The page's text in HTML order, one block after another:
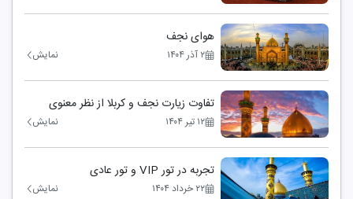
هوای نجف
۲ آذر ۱۴۰۴ نمایش
تفاوت زیارت نجف و کربلا از نظر معنوی
۱۲ تیر ۱۴۰۴ نمایش
تجربه در تور VIP و تور عادی
۲۲ خرداد ۱۴۰۴ نمایش